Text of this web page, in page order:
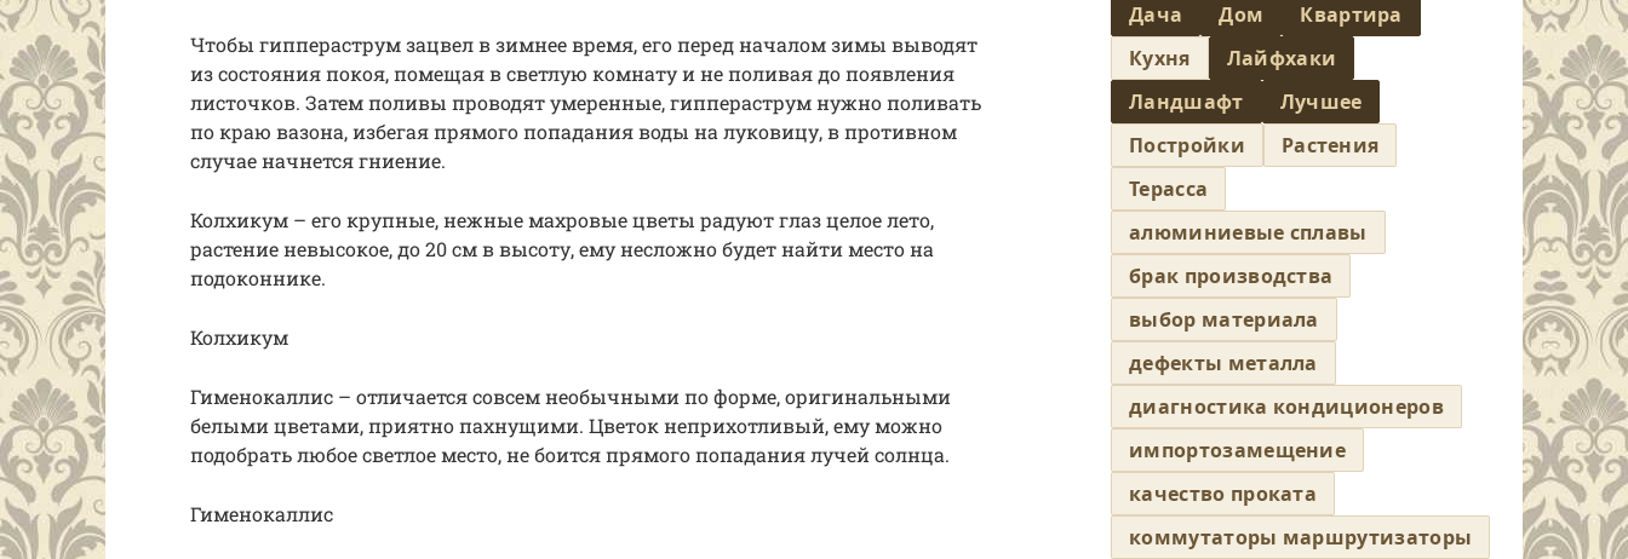
Чтобы гиппераструм зацвел в зимнее время, его перед началом зимы выводят
из состояния покоя, помещая в светлую комнату и не поливая до появления
листочков. Затем поливы проводят умеренные, гиппераструм нужно поливать
по краю вазона, избегая прямого попадания воды на луковицу, в противном
случае начнется гниение.
Колхикум – его крупные, нежные махровые цветы радуют глаз целое лето,
растение невысокое, до 20 см в высоту, ему несложно будет найти место на
подоконнике.
Колхикум
Гименокаллис – отличается совсем необычными по форме, оригинальными
белыми цветами, приятно пахнущими. Цветок неприхотливый, ему можно
подобрать любое светлое место, не боится прямого попадания лучей солнца.
Гименокаллис
Дача
Дом
Квартира
Кухня
Лайфхаки
Ландшафт
Лучшее
Постройки
Растения
Терасса
алюминиевые сплавы
брак производства
выбор материала
дефекты металла
диагностика кондиционеров
импортозамещение
качество проката
коммутаторы маршрутизаторы